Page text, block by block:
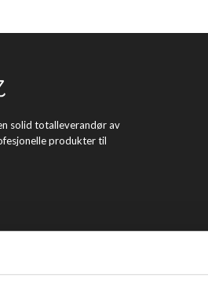
solid totalleverandør av
produkter til